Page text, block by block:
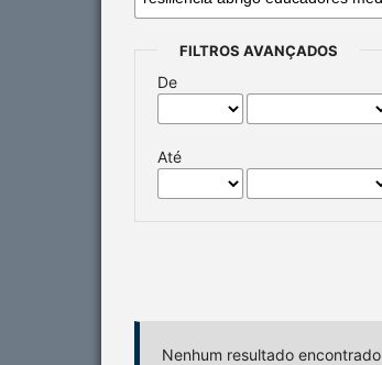
FILTROS AVANÇADOS
De
Até
Nenhum resultado encontrado